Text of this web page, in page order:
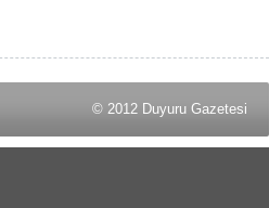
© 2012 Duyuru Gazetesi